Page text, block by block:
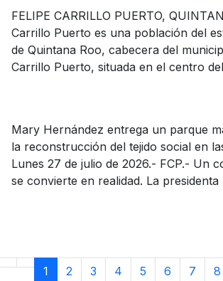
FELIPE CARRILLO PUERTO,
Carrillo Puerto es una población del
de Quintana Roo, cabecera del
Carrillo Puerto, situada en el centro
Mary Hernández entrega un parque
la reconstrucción del tejido social en
Lunes 27 de julio de 2026.- FCP.- Un
se convierte en realidad. La presidenta
1 2 3 4 5 6 7 8